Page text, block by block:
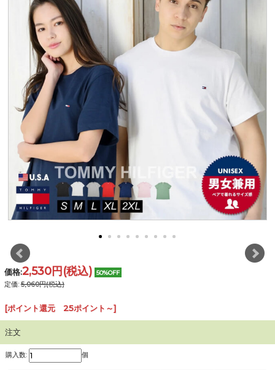
価格:2,530円(税込) 50%OFF
定価:5,060円(税込)
[ポイント還元 25ポイント～]
注文
購入数: 個